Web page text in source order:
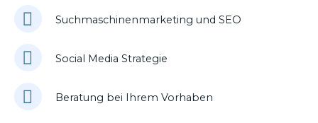
Suchmaschinenmarketing und SEO
Social Media Strategie
Beratung bei Ihrem Vorhaben